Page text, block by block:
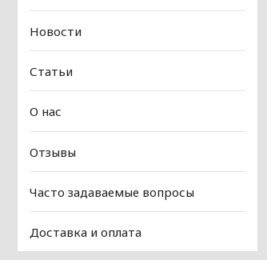
Новости
Статьи
О нас
Отзывы
Часто задаваемые вопросы
Доставка и оплата